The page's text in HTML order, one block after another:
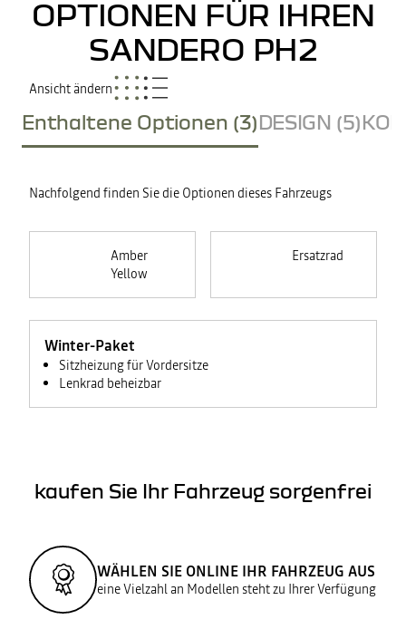
OPTIONEN FÜR IHREN
SANDERO PH2
Ansicht ändern
Enthaltene Optionen (3)DESIGN (5)
Nachfolgend finden Sie die Optionen dieses Fahrzeugs
Amber
Yellow
Winter-Paket
Sitzheizung für Vordersitze
Lenkrad beheizbar
Ersatzrad
kaufen Sie Ihr Fahrzeug sorgenfrei
WÄHLEN SIE ONLINE IHR FAHRZEUG AUS
eine Vielzahl an Modellen steht zu Ihrer Verfügung